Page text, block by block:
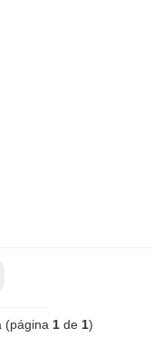
(página 1de 1)